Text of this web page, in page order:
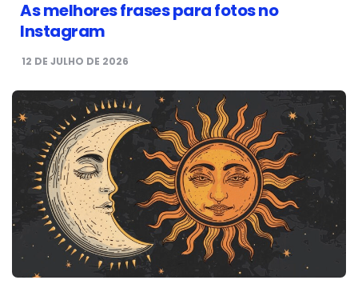
As melhores frases para fotos no
Instagram
12 DE JULHO DE 2026